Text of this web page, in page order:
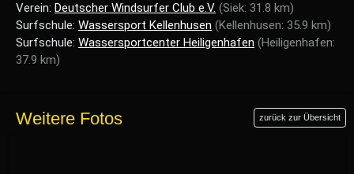
Verein: Deutscher Windsurfer Club e.V. (Siek: 31.8 km)
Surfschule: Wassersport Kellenhusen (Kellenhusen: 35.9 km)
Surfschule: Wassersportcenter Heiligenhafen (Heiligenhafen:
37.9 km)
Weitere Fotos zurück zur Übersicht